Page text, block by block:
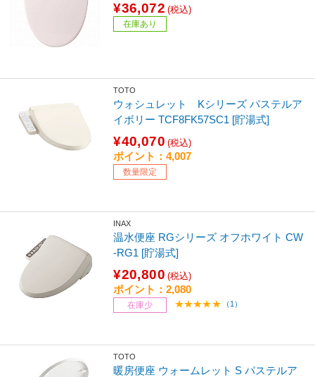
¥36,072 (税込)
在庫あり
TOTO
ウォシュレット Kシリーズ パステルア
イボリー TCF8FK57SC1 [貯湯式]
¥40,070 (税込)
ポイント：4,007
数量限定
INAX
温水便座 RGシリーズ オフホワイト CW
-RG1 [貯湯式]
¥20,800 (税込)
ポイント：2,080
在庫少 （1）
TOTO
暖房便座 ウォームレット S パステルア